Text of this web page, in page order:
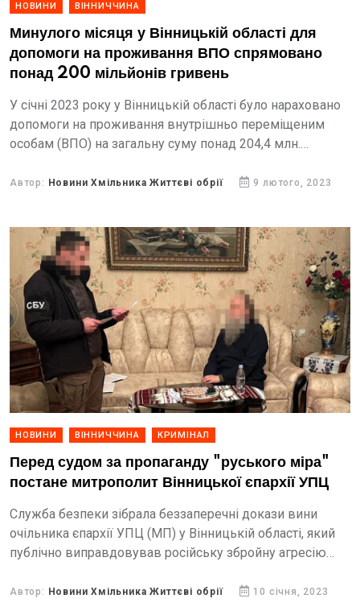
НОВИНИ ВІННИЧЧИНА
Минулого місяця у Вінницькій області для
допомоги на проживання ВПО спрямовано
понад 200 мільйонів гривень
У січні 2023 року у Вінницькій області було нараховано
допомоги на проживання внутрішньо переміщеним
особам (ВПО) на загальну суму понад 204,4 млн.
Автор: Новини Хмільника Життєві обрії 9 лютого, 2023
НОВИНИ ВІННИЧЧИНА КРИМІНАЛ
Перед судом за пропаганду "руського міра"
постане митрополит Вінницької єпархії УПЦ
Служба безпеки зібрала беззаперечні докази вини
очільника єпархії УПЦ (МП) у Вінницькій області, який
публічно виправдовував російську збройну агресію
Автор: Новини Хмільника Життєві обрії 10 січня, 2023